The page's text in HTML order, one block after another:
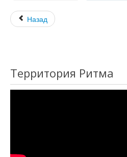
Назад
Территория Ритма